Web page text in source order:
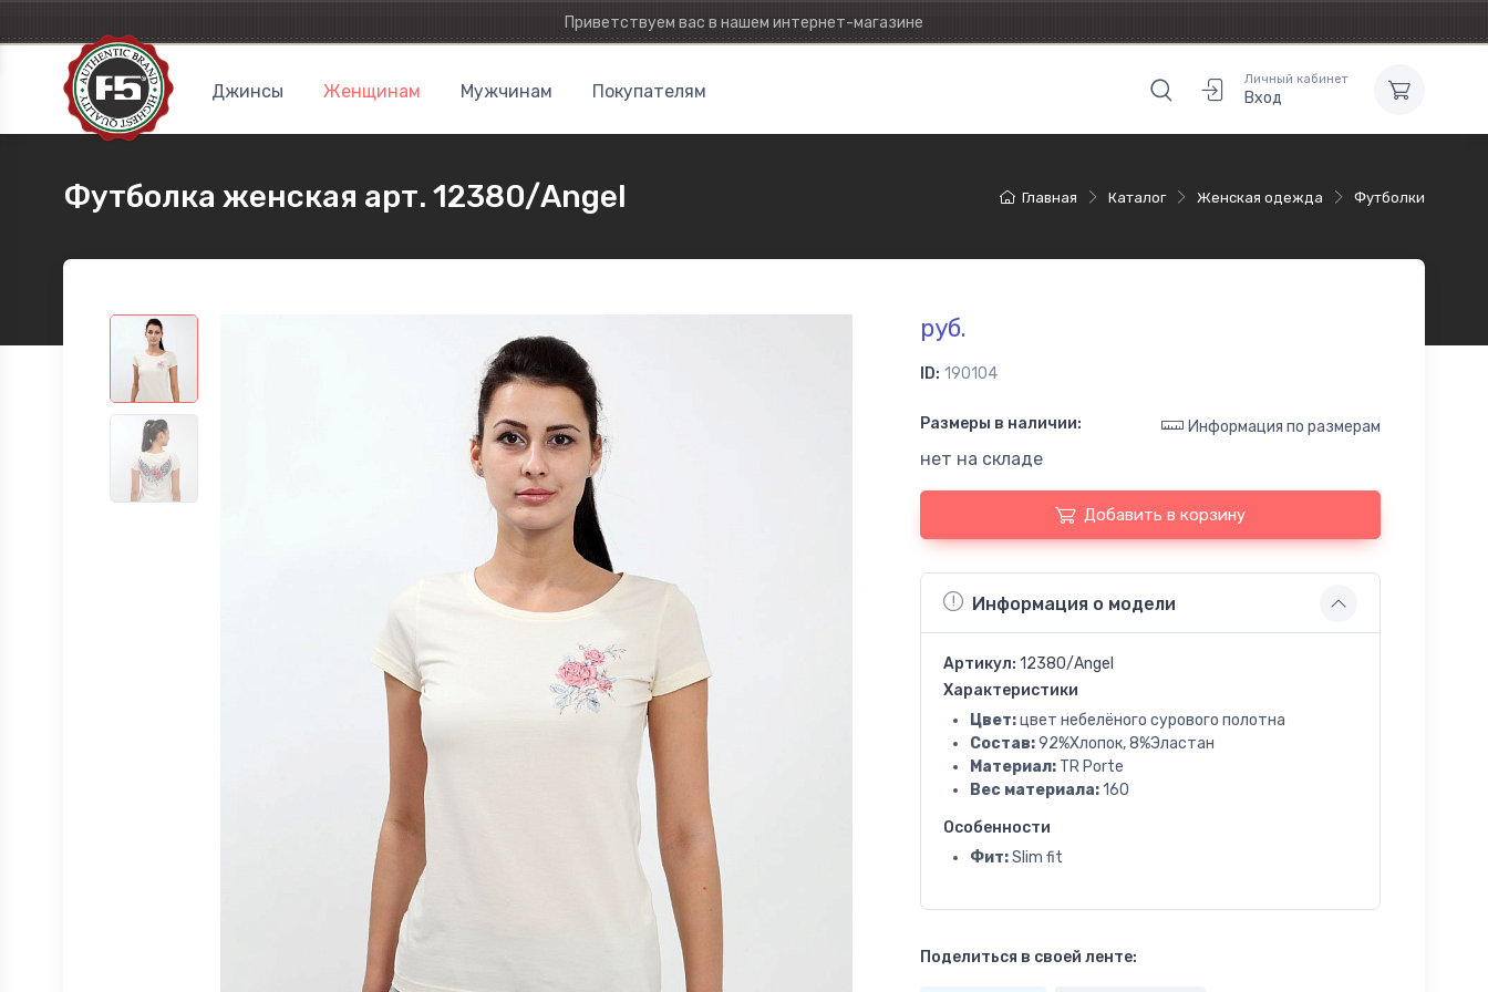
Приветствуем вас в нашем интернет-магазине
Личный кабинет
Вход
Джинсы Женщинам Мужчинам Покупателям
Главная Каталог Женская одежда Футболки
Футболка женская арт. 12380/Angel
руб.
ID: 190104
Размеры в наличии: Информация по размерам
нет на складе
Добавить в корзину
Информация о модели
Артикул: 12380/Angel
Характеристики
Цвет:цвет небелёного сурового полотна
Состав:92%Хлопок, 8%Эластан
Материал:TR Porte
Вес материала:160
Особенности
Фит:Slim fit
Поделиться в своей ленте: